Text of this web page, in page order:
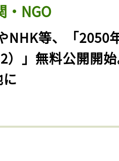
・NGO
NHK等、「2050
）」無料公開開